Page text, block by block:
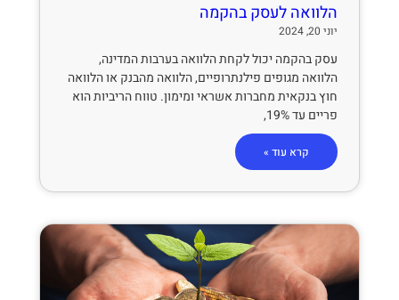
הלוואה לעסק בהקמה
יוני 20, 2024
עסק בהקמה יכול לקחת הלוואה בערבות המדינה,
הלוואה מגופים פילנתרופיים, הלוואה מהבנק או הלוואה
חוץ בנקאית מחברות אשראי ומימון. טווח הריביות הוא
פריים עד 19%,
קרא עוד »